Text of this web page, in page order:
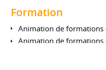
Formation
Animation de formations
Animation de formations